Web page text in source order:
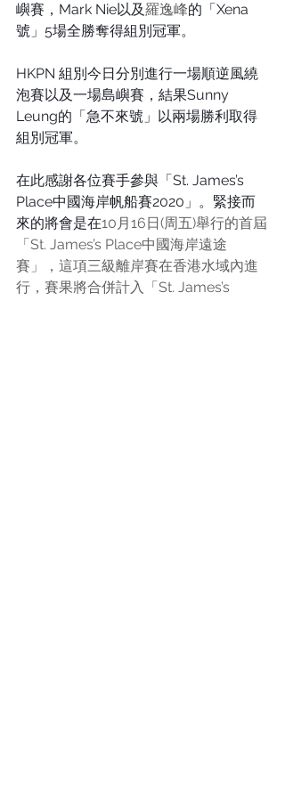
嶼賽，Mark Nie以及羅逸峰的「Xena
號」5場全勝奪得組別冠軍。
HKPN 組別今日分別進行一場順逆風繞
泡賽以及一場島嶼賽，結果Sunny
Leung的「急不來號」以兩場勝利取得
組別冠軍。
在此感謝各位賽手參與「St. James’s
Place中國海岸帆船賽2020」。緊接而
來的將會是在10月16日(周五)舉行的首屆
「St. James’s Place中國海岸遠途
賽」，這項三級離岸賽在香港水域內進
行，賽果將合併計入「St. James’s